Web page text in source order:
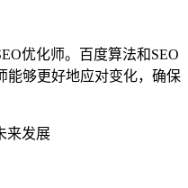
优化师。百度算法和SEO
能够更好地应对变化，确保
来发展